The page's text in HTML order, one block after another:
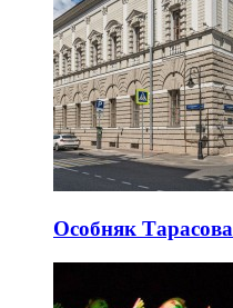
Особняк Тарасова